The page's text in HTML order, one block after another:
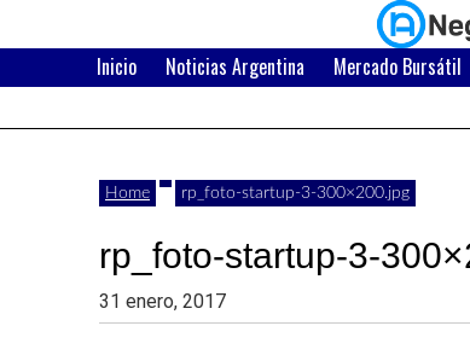
content
Negocios
con
Argentina
Últimas
noticias,
y
actualidad
de
Inicio Noticias Argentina Mercado Bursátil
Home rp_foto-startup-3-300×200.jpg
rp_foto-startup-3-
31 enero, 2017